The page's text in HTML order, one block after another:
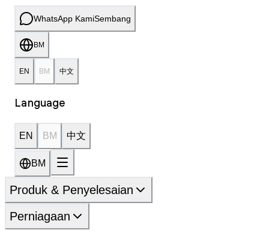
WhatsApp KamiSembang
BM
EN BM 中文
Language
EN BM 中文
BM
Produk & Penyelesaian
Perniagaan